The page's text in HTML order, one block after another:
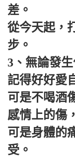
差。
從今天起，
步。
3、無論發生
記得好好愛
可是不喝酒
感情上的傷
可是身體的
受。